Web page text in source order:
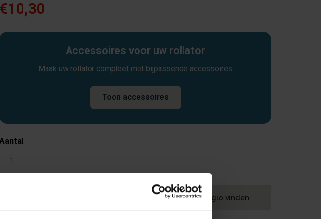
€10,30
Accessoires voor uw rollator
Maak uw rollator compleet met bijpassende accessoires
Toon accessoires
Aantal
Winkel in uw regio vinden